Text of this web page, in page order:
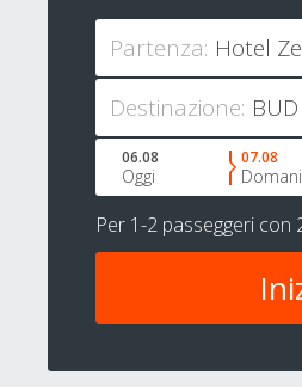
Partenza:
Destinazione:
06.08
Oggi
07.08
Domani
Per 1-2 passeggeri con